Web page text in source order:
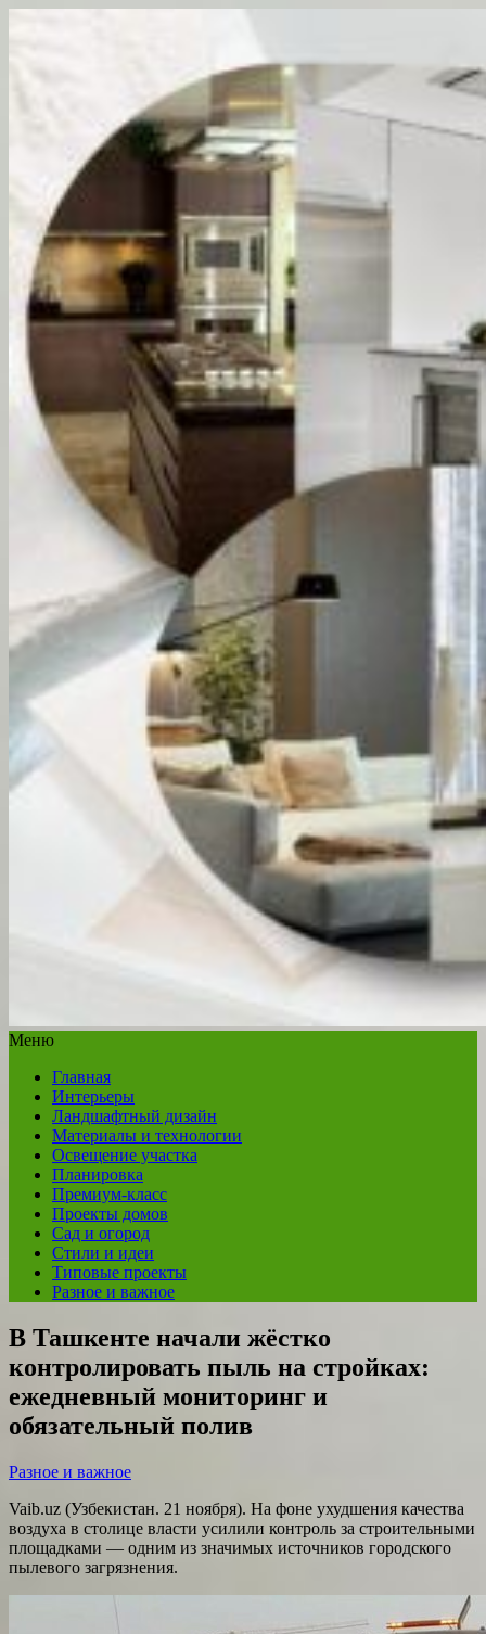
Меню
Главная
Интерьеры
Ландшафтный дизайн
Материалы и технологии
Освещение участка
Планировка
Премиум-класс
Проекты домов
Сад и огород
Стили и идеи
Типовые проекты
Разное и важное
В Ташкенте начали жёстко
контролировать пыль на стройках:
ежедневный мониторинг и
обязательный полив
Разное и важное
Vaib.uz (Узбекистан. 21 ноября). На фоне ухудшения качества
воздуха в столице власти усилили контроль за строительными
площадками — одним из значимых источников городского
пылевого загрязнения.